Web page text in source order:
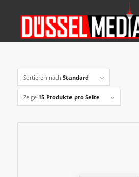
Sortieren nach Standard
Zeige 15 Produkte pro Seite